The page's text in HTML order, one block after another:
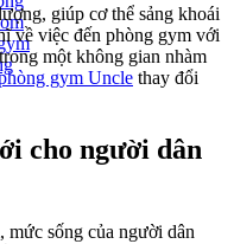
giúp cơ thể sảng khoái
về việc đến phòng gym với
một không gian nhàm
gym Uncle thay đổi
cho người dân
sống của người dân